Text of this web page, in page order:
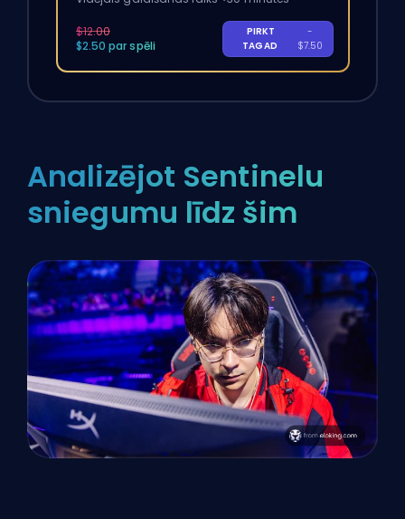
$12.00
$2.50 par spēli
PIRKT
TAGAD
-
$7.50
Analizējot Sentinelu
sniegumu līdz šim